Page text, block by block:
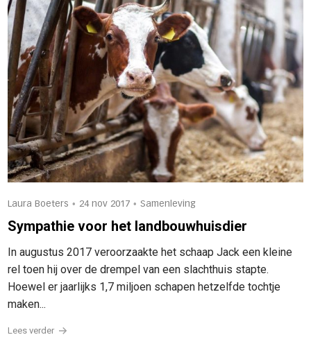
Laura Boeters • 24 nov 2017 • Samenleving
Sympathie voor het landbouwhuisdier
In augustus 2017 veroorzaakte het schaap Jack een kleine
rel toen hij over de drempel van een slachthuis stapte.
Hoewel er jaarlijks 1,7 miljoen schapen hetzelfde tochtje
maken...
Lees verder